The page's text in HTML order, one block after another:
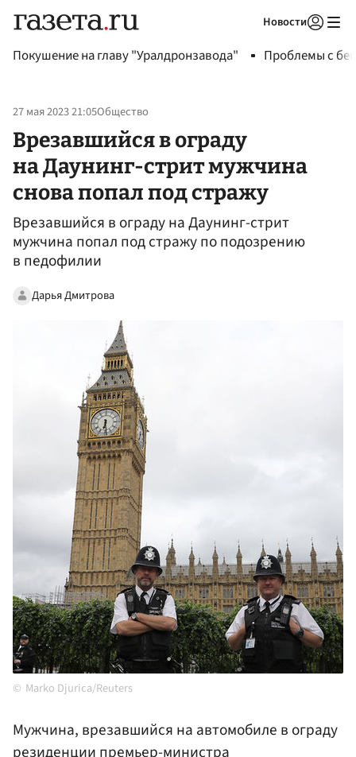
Новости
Покушение на главу "Уралдронзавода" Проблемы с
27 мая 2023 21:05Общество
Врезавшийся в ограду
на Даунинг-стрит мужчина
снова попал под стражу
Врезавшийся в ограду на Даунинг-стрит
мужчина попал под стражу по подозрению
в педофилии
Дарья Дмитрова
Marko Djurica/Reuters
Мужчина, врезавшийся на автомобиле в ограду
резиденции премьер-министра